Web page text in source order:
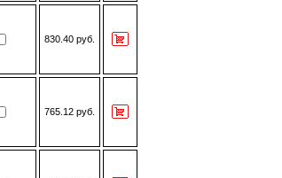
830.40 руб.
765.12 руб.